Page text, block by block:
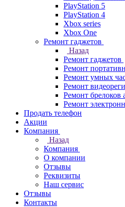
PlayStation 5
PlayStation 4
Xbox series
Xbox One
Ремонт гаджетов
Назад
Ремонт гаджетов
Ремонт
Ремонт умных
Ремонт
Ремонт брелоков
Ремонт
Продать телефон
Акции
Компания
Назад
Компания
О компании
Отзывы
Реквизиты
Наш сервис
Отзывы
Контакты